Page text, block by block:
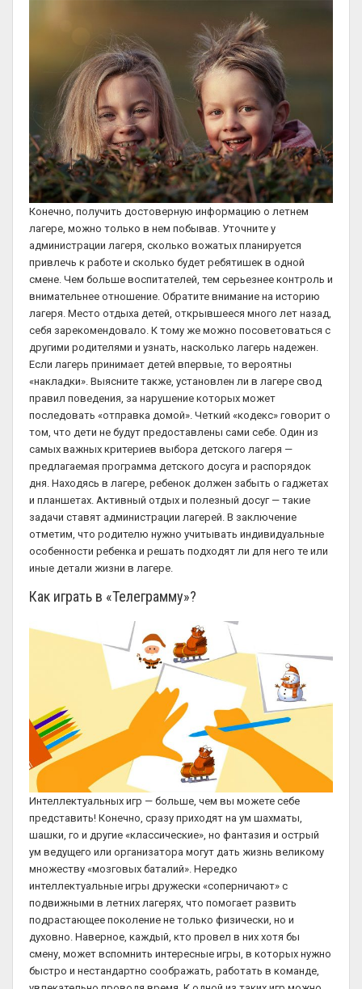
Конечно, получить достоверную информацию о летнем
лагере, можно только в нем побывав. Уточните у
администрации лагеря, сколько вожатых планируется
привлечь к работе и сколько будет ребятишек в одной
смене. Чем больше воспитателей, тем серьезнее контроль и
внимательнее отношение. Обратите внимание на историю
лагеря. Место отдыха детей, открывшееся много лет назад,
себя зарекомендовало. К тому же можно посоветоваться с
другими родителями и узнать, насколько лагерь надежен.
Если лагерь принимает детей впервые, то вероятны
«накладки». Выясните также, установлен ли в лагере свод
правил поведения, за нарушение которых может
последовать «отправка домой». Четкий «кодекс» говорит о
том, что дети не будут предоставлены сами себе. Один из
самых важных критериев выбора детского лагеря —
предлагаемая программа детского досуга и распорядок
дня. Находясь в лагере, ребенок должен забыть о гаджетах
и планшетах. Активный отдых и полезный досуг — такие
задачи ставят администрации лагерей. В заключение
отметим, что родителю нужно учитывать индивидуальные
особенности ребенка и решать подходят ли для него те или
иные детали жизни в лагере.
Как играть в «Телеграмму»?
Интеллектуальных игр — больше, чем вы можете себе
представить! Конечно, сразу приходят на ум шахматы,
шашки, го и другие «классические», но фантазия и острый
ум ведущего или организатора могут дать жизнь великому
множеству «мозговых баталий». Нередко
интеллектуальные игры дружески «соперничают» с
подвижными в летних лагерях, что помогает развить
подрастающее поколение не только физически, но и
духовно. Наверное, каждый, кто провел в них хотя бы
смену, может вспомнить интересные игры, в которых нужно
быстро и нестандартно соображать, работать в команде,